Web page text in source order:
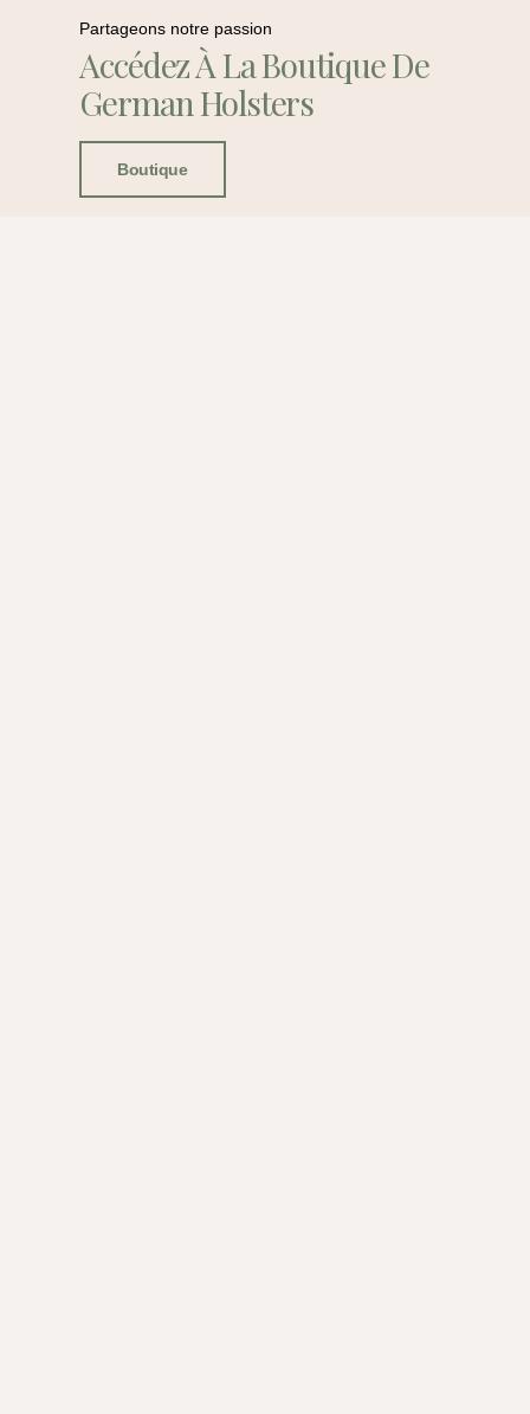
Partageons notre passion
Accédez À La Boutique De
German Holsters
Boutique